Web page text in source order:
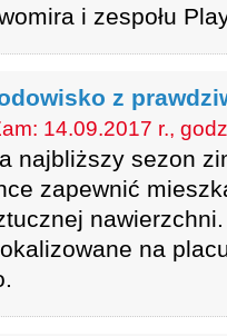
i zespołu
z
14.09.2017 r.,
najbliższy sezon
zapewnić
na